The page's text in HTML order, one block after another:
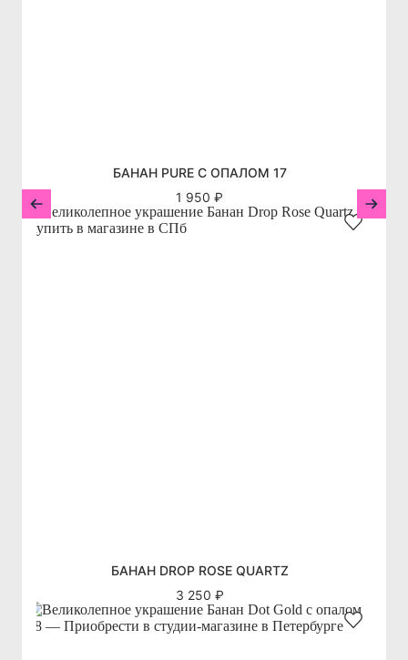
БАНАН PURE С ОПАЛОМ 17
1 950 ₽
БАНАН DROP ROSE QUARTZ
3 250 ₽